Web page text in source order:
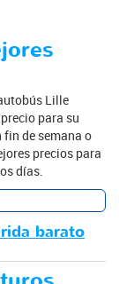
Lille
para su
de semana o
precios para
días.
barato